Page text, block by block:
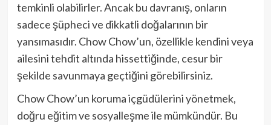
temkinli olabilirler. Ancak bu davranış, onların
sadece şüpheci ve dikkatli doğalarının bir
yansımasıdır. Chow Chow’un, özellikle kendini veya
ailesini tehdit altında hissettiğinde, cesur bir
şekilde savunmaya geçtiğini görebilirsiniz.
Chow Chow’un koruma içgüdülerini yönetmek,
doğru eğitim ve sosyalleşme ile mümkündür. Bu